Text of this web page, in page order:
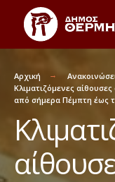
Αρχική
Κλιματιζόμενες
από σήμερα Πέμπτη έως